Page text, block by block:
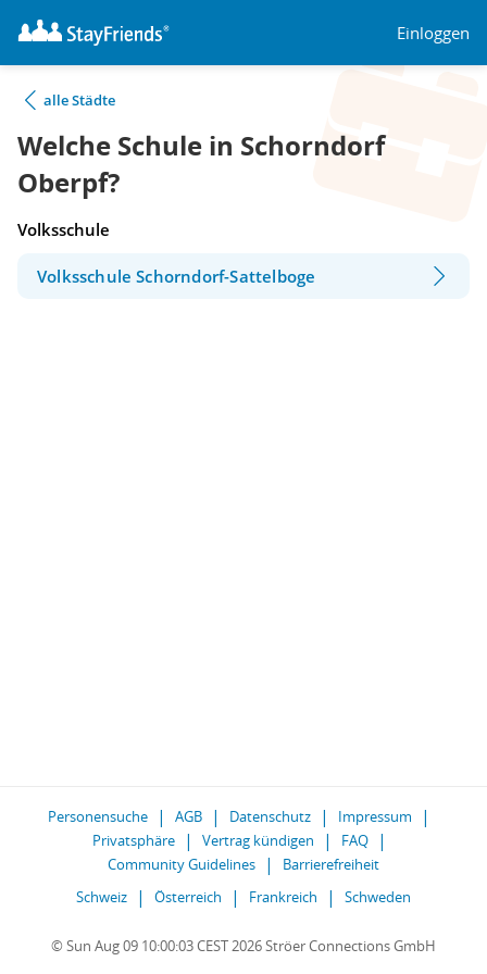
Einloggen
alle Städte
Welche Schule in Schorndorf
Oberpf?
Volksschule
Volksschule Schorndorf-Sattelboge
Personensuche AGB Datenschutz
Impressum
Privatsphäre
Vertrag kündigen
FAQ
Community Guidelines
Barrierefreiheit
Schweiz
Österreich Frankreich Schweden
© Sun Aug 09 10:00:03 CEST 2026 Ströer Connections GmbH